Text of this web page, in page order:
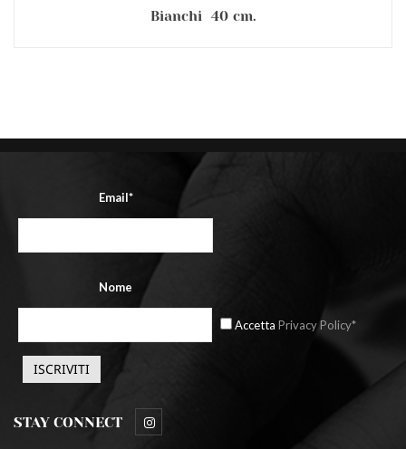
Bianchi 40 cm.
Email*
Nome
Accetta Privacy Policy*
STAY CONNECT